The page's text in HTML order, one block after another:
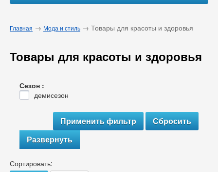
Главная → Мода и стиль → Товары для красоты и здоровья
Товары для красоты и здоровья
Сезон :
демисезон
Развернуть
Сортировать: